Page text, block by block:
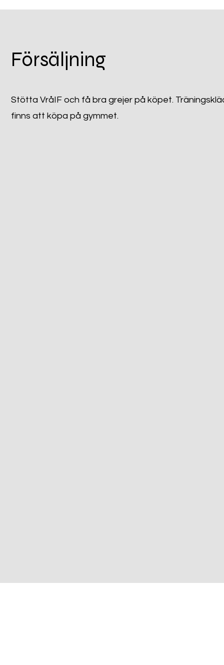
Försäljning
Stötta VråIF och få bra grejer på köpet.
finns att köpa på gymmet.